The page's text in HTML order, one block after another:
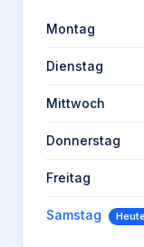
Montag
Dienstag
Mittwoch
Donnerstag
Freitag
Samstag